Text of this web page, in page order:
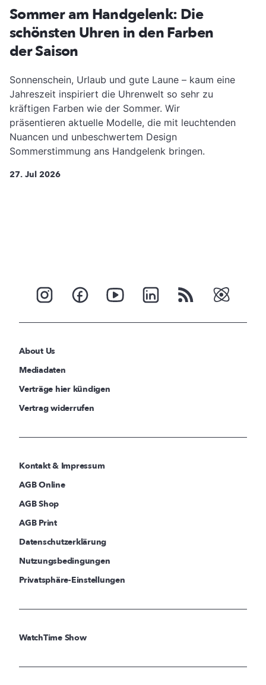
Sommer am Handgelenk: Die
schönsten Uhren in den Farben
der Saison
Sonnenschein, Urlaub und gute Laune – kaum eine
Jahreszeit inspiriert die Uhrenwelt so sehr zu
kräftigen Farben wie der Sommer. Wir
präsentieren aktuelle Modelle, die mit leuchtenden
Nuancen und unbeschwertem Design
Sommerstimmung ans Handgelenk bringen.
27. Jul 2026
About Us
Mediadaten
Verträge hier kündigen
Vertrag widerrufen
Kontakt & Impressum
AGB Online
AGB Shop
AGB Print
Datenschutzerklärung
Nutzungsbedingungen
Privatsphäre-Einstellungen
WatchTime Show